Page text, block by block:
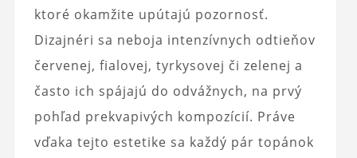
ktoré okamžite upútajú pozornosť.
Dizajnéri sa neboja intenzívnych odtieňov
červenej, fialovej, tyrkysovej či zelenej a
často ich spájajú do odvážnych, na prvý
pohľad prekvapivých kompozícií. Práve
vďaka tejto estetike sa každý pár topánok